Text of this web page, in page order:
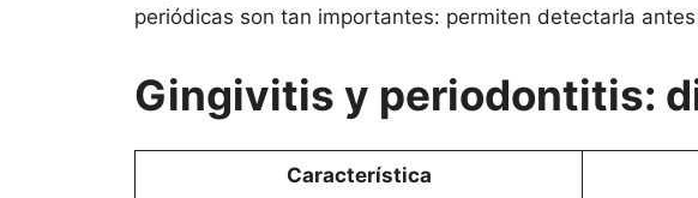
periódicas son tan importantes: permiten detectarla
Gingivitis y periodontitis:
Característica